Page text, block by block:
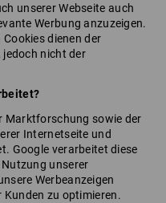
unserer Webseite auch
Werbung anzuzeigen.
dienen der
nicht der
Marktforschung sowie der
Internetseite und
Google verarbeitet diese
unserer
Werbeanzeigen
zu optimieren.